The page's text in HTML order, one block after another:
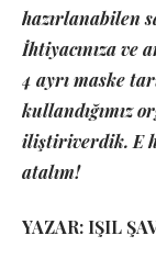
hazırlanabilen
İhtiyacınıza ve
4 ayrı maske
kullandığımız
iliştiriverdik. E
atalım!
YAZAR: IŞIL